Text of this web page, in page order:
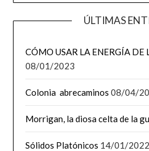
ÚLTIMAS
CÓMO USAR LA ENERGÍA DE
08/01/2023
Colonia abrecaminos 08/04/
Morrigan, la diosa celta de la
Sólidos Platónicos 14/01/2022